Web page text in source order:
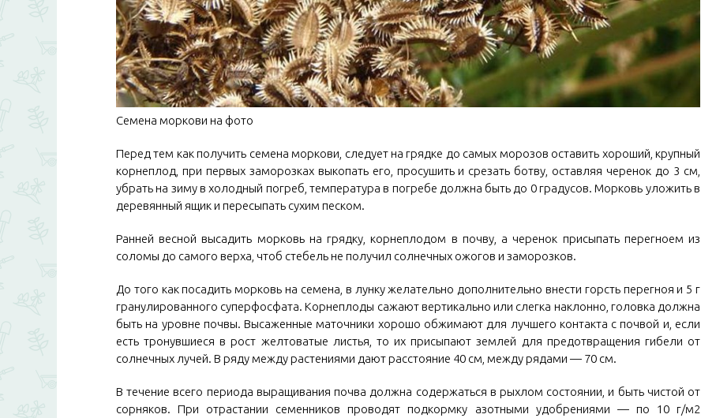
Семена моркови на фото
Перед тем как получить семена моркови, следует на грядке до самых морозов оставить хороший, крупный
корнеплод, при первых заморозках выкопать его, просушить и срезать ботву, оставляя черенок до 3 см,
убрать на зиму в холодный погреб, температура в погребе должна быть до 0 градусов. Морковь уложить в
деревянный ящик и пересыпать сухим песком.
Ранней весной высадить морковь на грядку, корнеплодом в почву, а черенок присыпать перегноем из
соломы до самого верха, чтоб стебель не получил солнечных ожогов и заморозков.
До того как посадить морковь на семена, в лунку желательно дополнительно внести горсть перегноя и 5 г
гранулированного суперфосфата. Корнеплоды сажают вертикально или слегка наклонно, головка должна
быть на уровне почвы. Высаженные маточники хорошо обжимают для лучшего контакта с почвой и, если
есть тронувшиеся в рост желтоватые листья, то их присыпают землей для предотвращения гибели от
солнечных лучей. В ряду между растениями дают расстояние 40 см, между рядами — 70 см.
В течение всего периода выращивания почва должна содержаться в рыхлом состоянии, и быть чистой от
сорняков. При отрастании семенников проводят подкормку азотными удобрениями — по 10 г/м2